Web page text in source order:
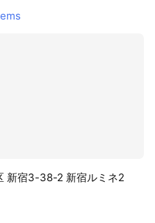
新宿3-38-2 新宿ルミネ2